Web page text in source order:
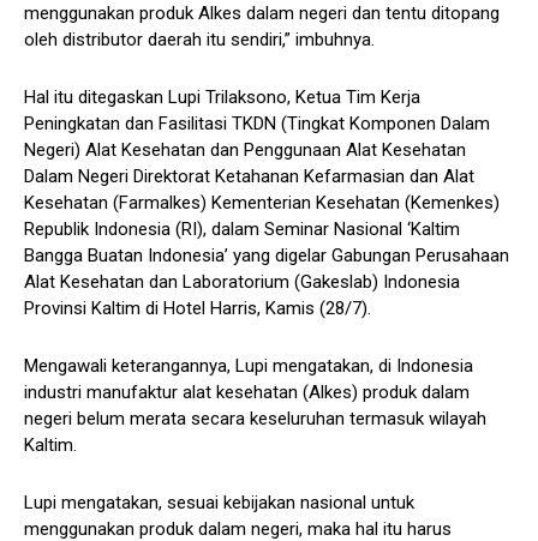
menggunakan produk Alkes dalam negeri dan tentu ditopang
oleh distributor daerah itu sendiri,” imbuhnya.
Hal itu ditegaskan Lupi Trilaksono, Ketua Tim Kerja
Peningkatan dan Fasilitasi TKDN (Tingkat Komponen Dalam
Negeri) Alat Kesehatan dan Penggunaan Alat Kesehatan
Dalam Negeri Direktorat Ketahanan Kefarmasian dan Alat
Kesehatan (Farmalkes) Kementerian Kesehatan (Kemenkes)
Republik Indonesia (RI), dalam Seminar Nasional ‘Kaltim
Bangga Buatan Indonesia’ yang digelar Gabungan Perusahaan
Alat Kesehatan dan Laboratorium (Gakeslab) Indonesia
Provinsi Kaltim di Hotel Harris, Kamis (28/7).
Mengawali keterangannya, Lupi mengatakan, di Indonesia
industri manufaktur alat kesehatan (Alkes) produk dalam
negeri belum merata secara keseluruhan termasuk wilayah
Kaltim.
Lupi mengatakan, sesuai kebijakan nasional untuk
menggunakan produk dalam negeri, maka hal itu harus